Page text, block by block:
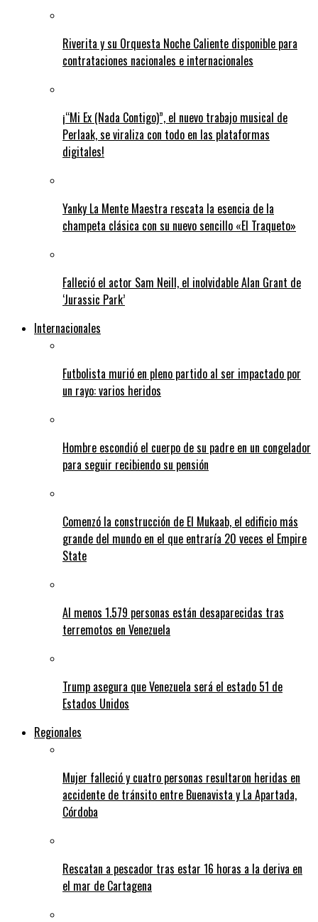
Riverita y su Orquesta Noche Caliente disponible para
contrataciones nacionales e internacionales
¡“Mi Ex (Nada Contigo)”, el nuevo trabajo musical de
Perlaak, se viraliza con todo en las plataformas
digitales!
Yanky La Mente Maestra rescata la esencia de la
champeta clásica con su nuevo sencillo «El Traqueto»
Falleció el actor Sam Neill, el inolvidable Alan Grant de
‘Jurassic Park’
Internacionales
Futbolista murió en pleno partido al ser impactado por
un rayo: varios heridos
Hombre escondió el cuerpo de su padre en un congelador
para seguir recibiendo su pensión
Comenzó la construcción de El Mukaab, el edificio más
grande del mundo en el que entraría 20 veces el Empire
State
Al menos 1.579 personas están desaparecidas tras
terremotos en Venezuela
Trump asegura que Venezuela será el estado 51 de
Estados Unidos
Regionales
Mujer falleció y cuatro personas resultaron heridas en
accidente de tránsito entre Buenavista y La Apartada,
Córdoba
Rescatan a pescador tras estar 16 horas a la deriva en
el mar de Cartagena